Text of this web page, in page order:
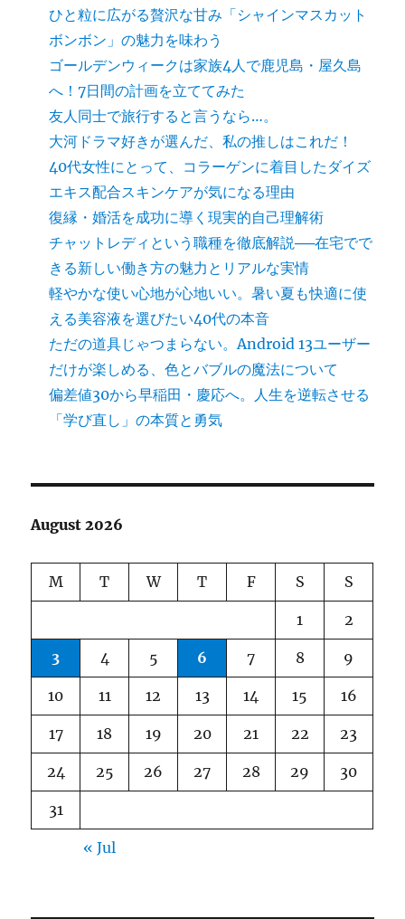
ひと粒に広がる贅沢な甘み「シャインマスカット
ボンボン」の魅力を味わう
ゴールデンウィークは家族4人で鹿児島・屋久島
へ！7日間の計画を立ててみた
友人同士で旅行すると言うなら…。
大河ドラマ好きが選んだ、私の推しはこれだ！
40代女性にとって、コラーゲンに着目したダイズ
エキス配合スキンケアが気になる理由
復縁・婚活を成功に導く現実的自己理解術
チャットレディという職種を徹底解説──在宅でで
きる新しい働き方の魅力とリアルな実情
軽やかな使い心地が心地いい。暑い夏も快適に使
える美容液を選びたい40代の本音
ただの道具じゃつまらない。Android 13ユーザー
だけが楽しめる、色とバブルの魔法について
偏差値30から早稲田・慶応へ。人生を逆転させる
「学び直し」の本質と勇気
August 2026
M T W T F S S
1 2
3 4 5 6 7 8 9
10 11 12 13 14 15 16
17 18 19 20 21 22 23
24 25 26 27 28 29 30
31
« Jul